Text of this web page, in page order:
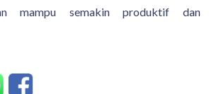
mampu semakin produktif dan